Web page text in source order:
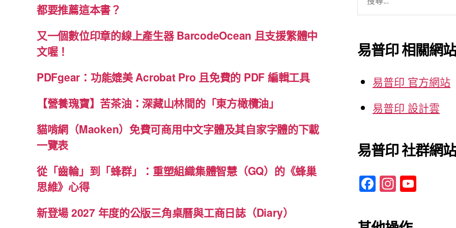
都要推薦這本書？
又一個數位印章的線上產生器 BarcodeOcean 且支援繁體中
文喔！
PDFgear：功能媲美 Acrobat Pro 且免費的 PDF 編輯工具
【營養瑰寶】苦茶油：深藏山林間的「東方橄欖油」
貓啃網（Maoken）免費可商用中文字體及其自家字體的下載
一覽表
從「齒輪」到「蜂群」：重塑組織集體智慧（GQ）的《蜂巢
思維》心得
新登場 2027 年度的公版三角桌曆與工商日誌（Diary）
字:
易普印 相關網站
易普印 官方網站
易普印 設計雲
易普印 社群網站
F
a
c
In
st
a